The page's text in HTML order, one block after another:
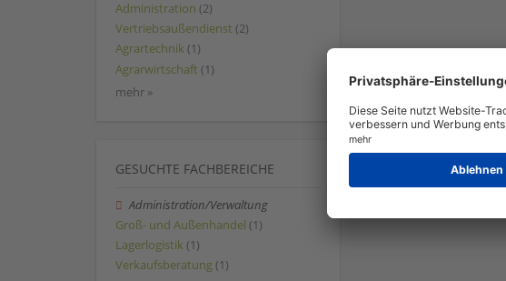
Administration (2)
Vertriebsaußendienst (2)
Agrartechnik (1)
Agrarwirtschaft (1)
mehr »
GESUCHTE FACHBEREICHE
Administration/Verwaltung
Groß- und Außenhandel (1)
Lagerlogistik (1)
Verkaufsberatung (1)